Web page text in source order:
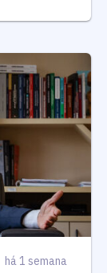
há 1 semana